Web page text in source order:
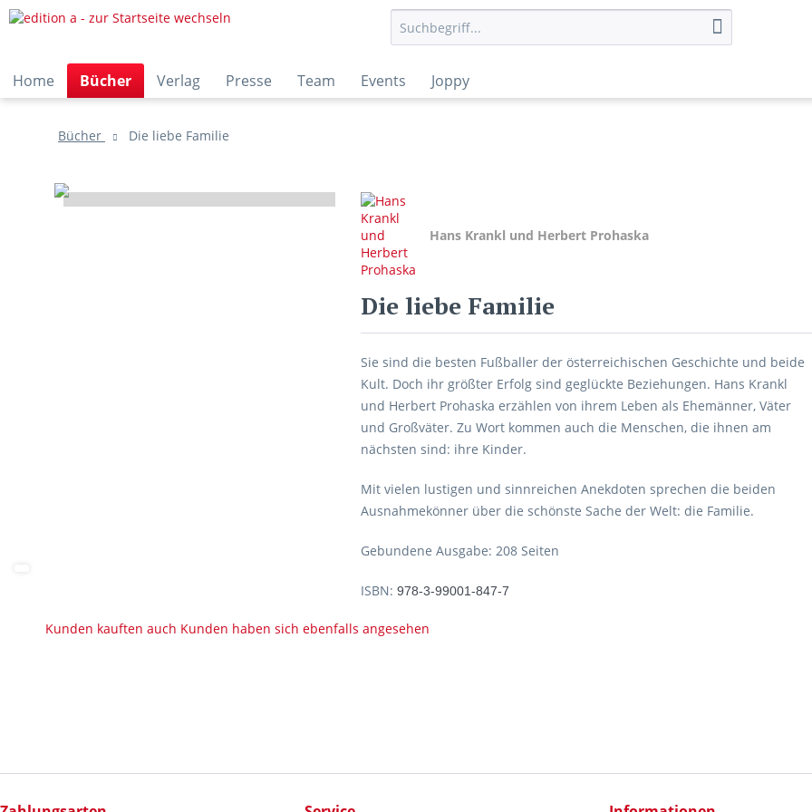
Home Bücher Verlag Presse Team Events Joppy
Bücher Die liebe Familie
Hans Krankl und Herbert Prohaska
Die liebe Familie
Sie sind die besten Fußballer der österreichischen Geschichte und beide
Kult. Doch ihr größter Erfolg sind geglückte Beziehungen. Hans Krankl
und Herbert Prohaska erzählen von ihrem Leben als Ehemänner, Väter
und Großväter. Zu Wort kommen auch die Menschen, die ihnen am
nächsten sind: ihre Kinder.
Mit vielen lustigen und sinnreichen Anekdoten sprechen die beiden
Ausnahmekönner über die schönste Sache der Welt: die Familie.
Gebundene Ausgabe: 208 Seiten
ISBN: 978-3-99001-847-7
Kunden kauften auch Kunden haben sich ebenfalls angesehen